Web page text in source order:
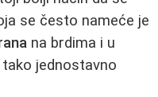
se često nameće je
na brdima i u
jednostavno